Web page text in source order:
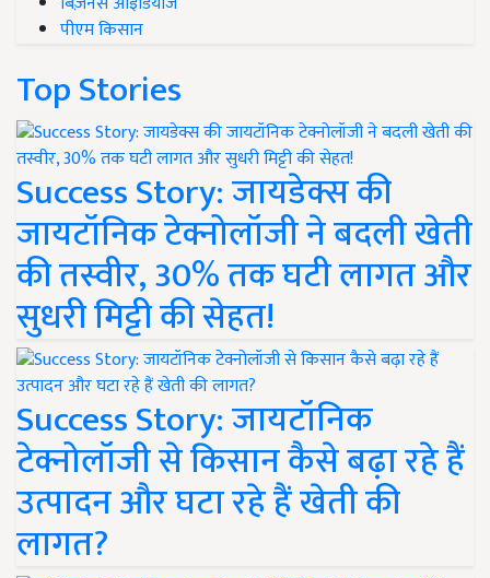
पीएम किसान
Top Stories
Success Story: जायडेक्स की
जायटॉनिक टेक्नोलॉजी ने बदली खेती
की तस्वीर, 30% तक घटी लागत और
सुधरी मिट्टी की सेहत!
Success Story: जायटॉनिक
टेक्नोलॉजी से किसान कैसे बढ़ा रहे हैं
उत्पादन और घटा रहे हैं खेती की
लागत?